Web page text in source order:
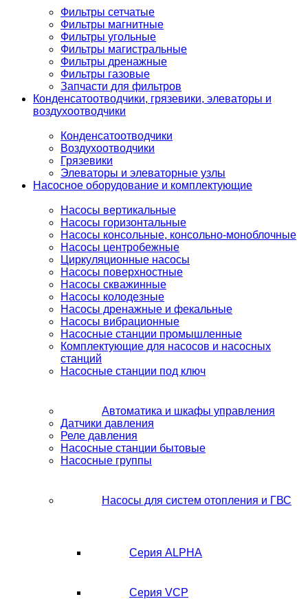
Фильтры сетчатые
Фильтры магнитные
Фильтры угольные
Фильтры магистральные
Фильтры дренажные
Фильтры газовые
Запчасти для фильтров
Конденсатоотводчики, грязевики, элеваторы и
воздухоотводчики
Конденсатоотводчики
Воздухоотводчики
Грязевики
Элеваторы и элеваторные узлы
Насосное оборудование и комплектующие
Насосы вертикальные
Насосы горизонтальные
Насосы консольные, консольно-моноблочные
Насосы центробежные
Циркуляционные насосы
Насосы поверхностные
Насосы скважинные
Насосы колодезные
Насосы дренажные и фекальные
Насосы вибрационные
Насосные станции промышленные
Комплектующие для насосов и насосных
станций
Насосные станции под ключ
Автоматика и шкафы управления
Датчики давления
Реле давления
Насосные станции бытовые
Насосные группы
Насосы для систем отопления и ГВС
Серия ALPHA
Серия VCP